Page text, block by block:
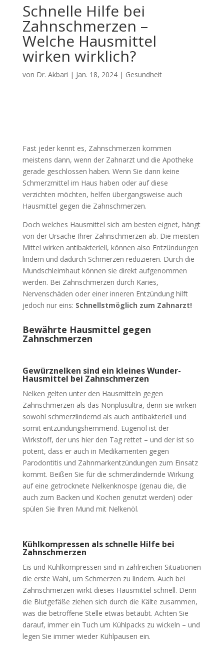
Schnelle Hilfe bei
Zahnschmerzen –
Welche Hausmittel
wirken wirklich?
von Dr. Akbari | Jan. 18, 2024| Gesundheit
Fast jeder kennt es, Zahnschmerzen kommen
meistens dann, wenn der Zahnarzt und die Apotheke
gerade geschlossen haben. Wenn Sie dann keine
Schmerzmittel im Haus haben oder auf diese
verzichten möchten, helfen übergangsweise auch
Hausmittel gegen die Zahnschmerzen.
Doch welches Hausmittel sich am besten eignet, hängt
von der Ursache Ihrer Zahnschmerzen ab. Die meisten
Mittel wirken antibakteriell, können also Entzündungen
lindern und dadurch Schmerzen reduzieren. Durch die
Mundschleimhaut können sie direkt aufgenommen
werden. Bei Zahnschmerzen durch Karies,
Nervenschäden oder einer inneren Entzündung hilft
jedoch nur eins: Schnellstmöglich zum Zahnarzt!
Bewährte Hausmittel gegen
Zahnschmerzen
Gewürznelken sind ein kleines Wunder-
Hausmittel bei Zahnschmerzen
Nelken gelten unter den Hausmitteln gegen
Zahnschmerzen als das Nonplusultra, denn sie wirken
sowohl schmerzlindernd als auch antibakteriell und
somit entzündungshemmend. Eugenol ist der
Wirkstoff, der uns hier den Tag rettet – und der ist so
potent, dass er auch in Medikamenten gegen
Parodontitis und Zahnmarkentzündungen zum Einsatz
kommt. Beißen Sie für die schmerzlindernde Wirkung
auf eine getrocknete Nelkenknospe (genau die, die
auch zum Backen und Kochen genutzt werden) oder
spülen Sie Ihren Mund mit Nelkenöl.
Kühlkompressen als schnelle Hilfe bei
Zahnschmerzen
Eis und Kühlkompressen sind in zahlreichen Situationen
die erste Wahl, um Schmerzen zu lindern. Auch bei
Zahnschmerzen wirkt dieses Hausmittel schnell. Denn
die Blutgefäße ziehen sich durch die Kälte zusammen,
was die betroffene Stelle etwas betäubt. Achten Sie
darauf, immer ein Tuch um Kühlpacks zu wickeln – und
legen Sie immer wieder Kühlpausen ein.